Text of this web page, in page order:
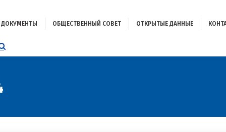
ДОКУМЕНТЫ ОБЩЕСТВЕННЫЙ СОВЕТ ОТКРЫТЫЕ ДАННЫЕ